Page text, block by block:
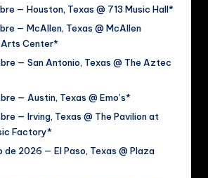
— Houston, Texas @ 713 Music Hall*
— McAllen, Texas @ McAllen
Center*
— San Antonio, Texas @ The Aztec
— Austin, Texas @ Emo’s*
— Irving, Texas @ The Pavilion at
Factory*
de 2026 — El Paso, Texas @ Plaza